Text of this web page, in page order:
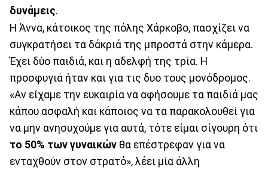
δυνάμεις.
Η Άννα, κάτοικος της πόλης Χάρκοβο, πασχίζει να
συγκρατήσει τα δάκριά της μπροστά στην κάμερα.
Έχει δύο παιδιά, και η αδελφή της τρία. Η
προσφυγιά ήταν και για τις δυο τους μονόδρομος.
«Αν είχαμε την ευκαιρία να αφήσουμε τα παιδιά μας
κάπου ασφαλή και κάποιος να τα παρακολουθεί για
να μην ανησυχούμε για αυτά, τότε είμαι σίγουρη ότι
το 50% των γυναικών θα επέστρεφαν για να
ενταχθούν στον στρατό», λέει μία άλλη